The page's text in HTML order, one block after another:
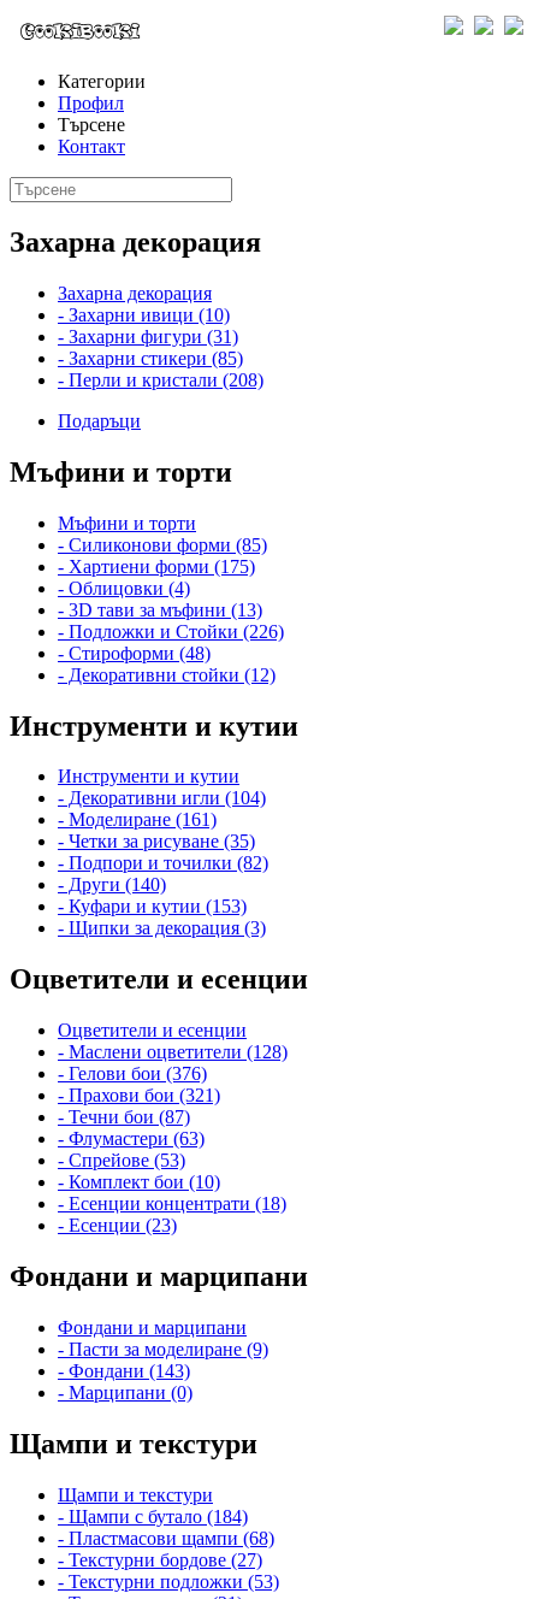
Категории
Профил
Търсене
Контакт
Захарна декорация
Захарна декорация
- Захарни ивици (10)
- Захарни фигури (31)
- Захарни стикери (85)
- Перли и кристали (208)
Подаръци
Мъфини и торти
Мъфини и торти
- Силиконови форми (85)
- Хартиени форми (175)
- Облицовки (4)
- 3D тави за мъфини (13)
- Подложки и Стойки (226)
- Стироформи (48)
- Декоративни стойки (12)
Инструменти и кутии
Инструменти и кутии
- Декоративни игли (104)
- Моделиране (161)
- Четки за рисуване (35)
- Подпори и точилки (82)
- Други (140)
- Куфари и кутии (153)
- Щипки за декорация (3)
Оцветители и есенции
Оцветители и есенции
- Маслени оцветители (128)
- Гелови бои (376)
- Прахови бои (321)
- Течни бои (87)
- Флумастери (63)
- Спрейове (53)
- Комплект бои (10)
- Есенции концентрати (18)
- Есенции (23)
Фондани и марципани
Фондани и марципани
- Пасти за моделиране (9)
- Фондани (143)
- Марципани (0)
Щампи и текстури
Щампи и текстури
- Щампи с бутало (184)
- Пластмасови щампи (68)
- Текстурни бордове (27)
- Текстурни подложки (53)